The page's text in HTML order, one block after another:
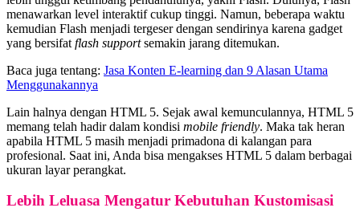
menawarkan level interaktif cukup tinggi. Namun, beberapa waktu
kemudian Flash menjadi tergeser dengan sendirinya karena gadget
yang bersifat flash supportsemakin jarang ditemukan.
Baca juga tentang: Jasa Konten E-learning dan 9 Alasan Utama
Menggunakannya
Lain halnya dengan HTML 5. Sejak awal kemunculannya, HTML 5
memang telah hadir dalam kondisi mobile friendly. Maka tak heran
apabila HTML 5 masih menjadi primadona di kalangan para
profesional. Saat ini, Anda bisa mengakses HTML 5 dalam berbagai
ukuran layar perangkat.
Lebih Leluasa Mengatur Kebutuhan Kustomisasi